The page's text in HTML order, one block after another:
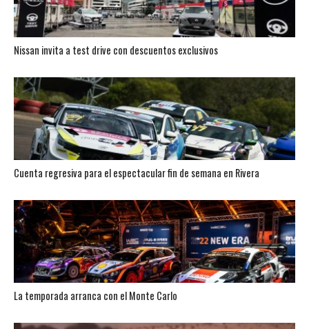
Nissan invita a test drive con descuentos exclusivos
Cuenta regresiva para el espectacular fin de semana en Rivera
La temporada arranca con el Monte Carlo